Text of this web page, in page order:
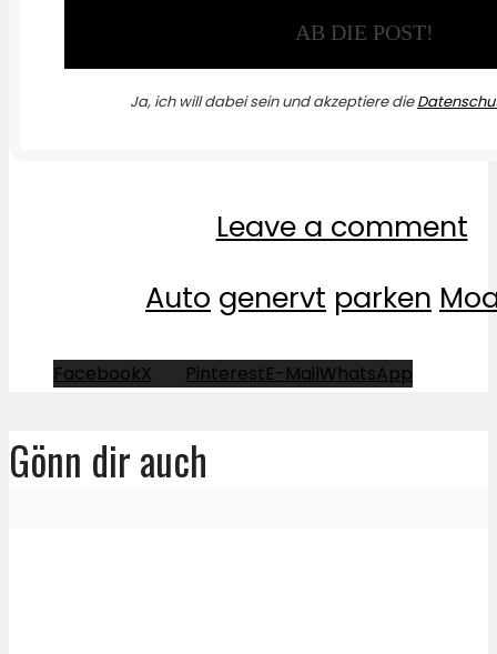
Ja, ich will dabei sein und akzeptiere die
Leave a comment
Auto genervt parken
FacebookX PinterestE-MailWhatsApp
Gönn dir auch